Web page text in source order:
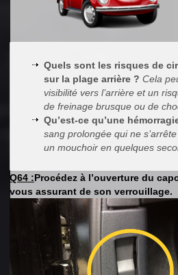
Quels sont les risques de
sur la plage arrière ? Cela
visibilité vers l’arrière et un
de freinage brusque ou de
Qu’est-ce qu’une
sang prolongée qui ne
un mouchoir en quelques
Q64 :Procédez à l’ouverture du
vous assurant de son verrouillage.